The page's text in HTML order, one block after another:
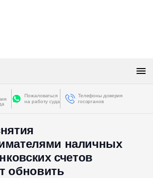
Пожаловаться
на работу суда
Телефоны доверия
госорганов
наличных
счетов
обновить